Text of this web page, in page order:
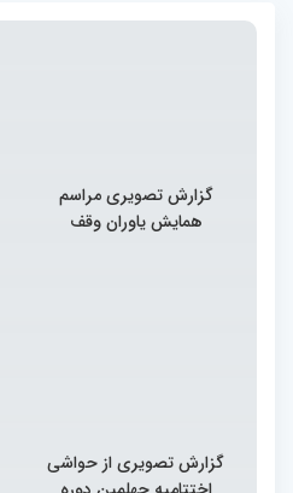
گزارش تصویری مراسم
همایش یاوران وقف
گزارش تصویری از حواشی